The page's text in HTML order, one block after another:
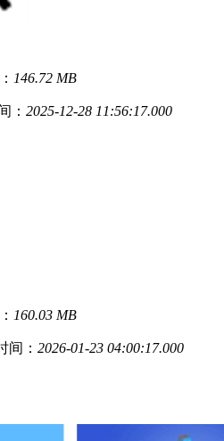
146.72 MB
： 2025-12-28 11:56:17.000
160.03 MB
间： 2026-01-23 04:00:17.000